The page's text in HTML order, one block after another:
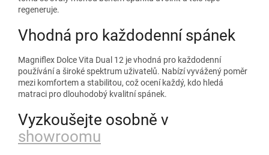
regeneruje.
Vhodná pro každodenní spánek
Magniflex Dolce Vita Dual 12 je vhodná pro každodenní
používání a široké spektrum uživatelů. Nabízí vyvážený poměr
mezi komfortem a stabilitou, což ocení každý, kdo hledá
matraci pro dlouhodobý kvalitní spánek.
Vyzkoušejte osobně v
showroomu